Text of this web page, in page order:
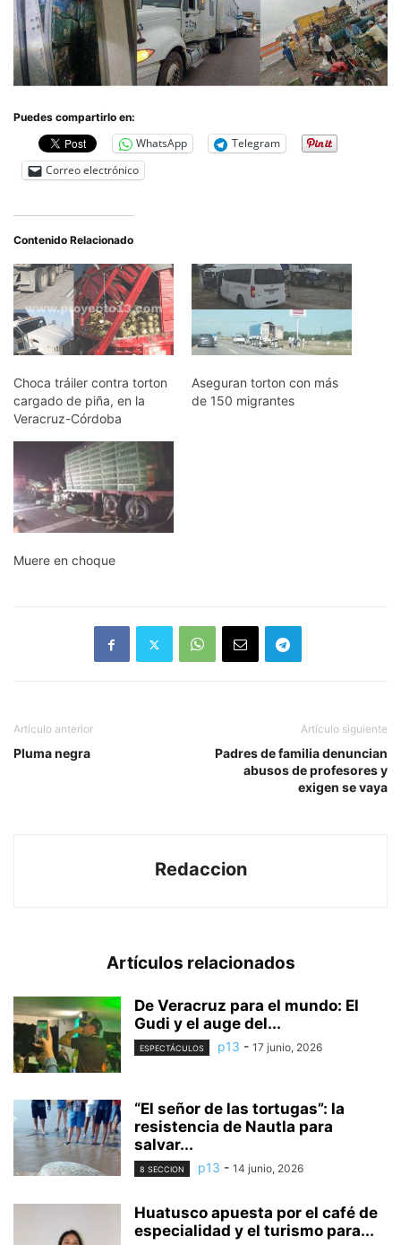
Puedes compartirlo en:
WhatsApp
Telegram
Correo electrónico
Contenido Relacionado
Choca tráiler contra torton
cargado de piña, en la
Veracruz-Córdoba
Aseguran torton con más
de 150 migrantes
Muere en choque
Artículo anterior
Pluma negra
Artículo siguiente
Padres de familia denuncian
abusos de profesores y
exigen se vaya
Redaccion
Artículos relacionados
De Veracruz para el mundo: El
Gudi y el auge del...
ESPECTÁCULOS p13 - 17 junio, 2026
“El señor de las tortugas”: la
resistencia de Nautla para
salvar...
8 SECCION p13 - 14 junio, 2026
Huatusco apuesta por el café de
especialidad y el turismo para...